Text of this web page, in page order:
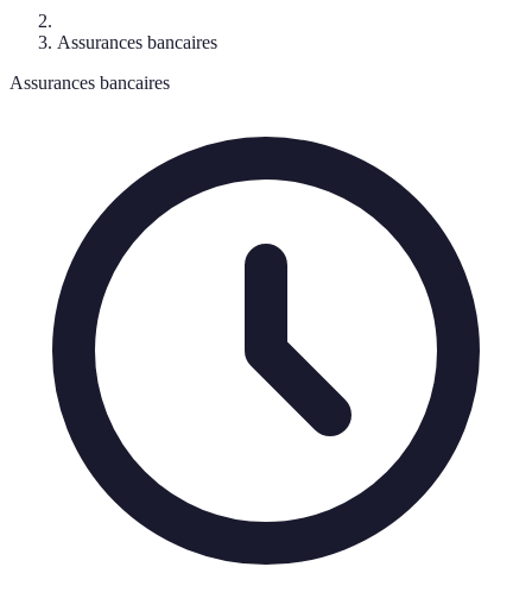
Assurances bancaires
Assurances bancaires